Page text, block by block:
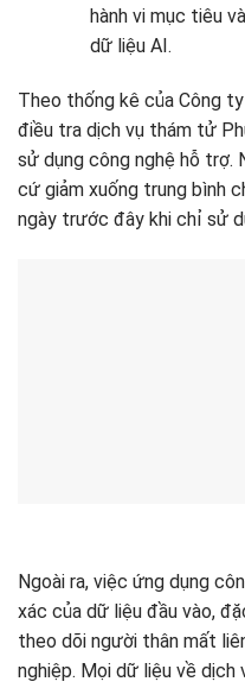
hành vi mục tiêu
dữ liệu AI.
Theo thống kê của Công
điều tra dịch vụ thám tử
sử dụng công nghệ hỗ trợ.
cứ giảm xuống trung bình
ngày trước đây khi chỉ sử
Ngoài ra, việc ứng dụng
xác của dữ liệu đầu vào,
theo dõi người thân mất
nghiệp. Mọi dữ liệu về